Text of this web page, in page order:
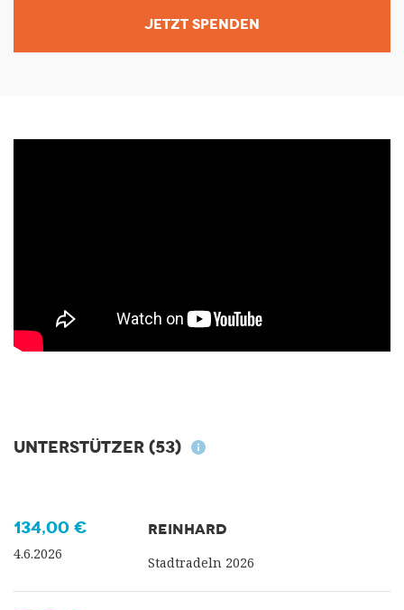
JETZT SPENDEN
Unterstützer (53)
134,00 €
4.6.2026
REINHARD
Stadtradeln 2026